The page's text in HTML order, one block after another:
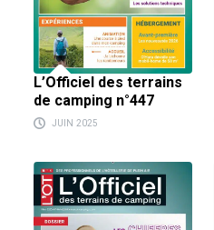
L’Officiel des terrains
de camping n°447
JUIN 2025